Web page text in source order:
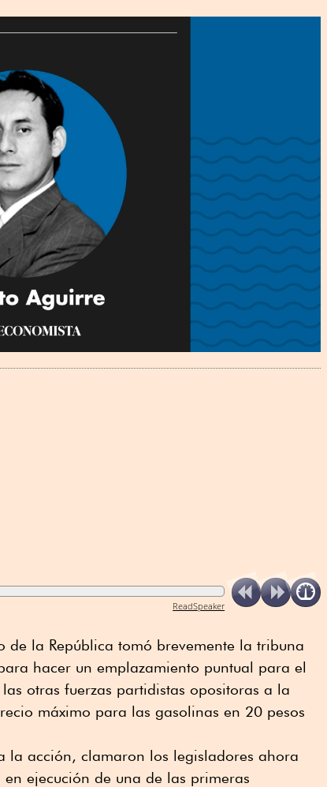
ReadSpeaker
de la República tomó brevemente la tribuna
hacer un emplazamiento puntual para el
otras fuerzas partidistas opositoras a la
máximo para las gasolinas en 20 pesos
la acción, clamaron los legisladores ahora
ejecución de una de las primeras